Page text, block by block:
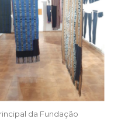
da Fundação